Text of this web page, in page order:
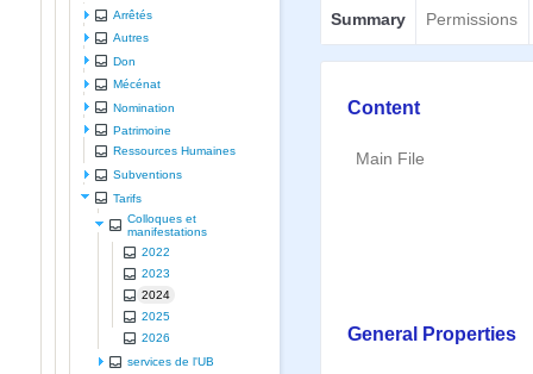
Arrêtés
Autres
Don
Mécénat
Nomination
Patrimoine
Ressources Humaines
Subventions
Tarifs
Colloques et
manifestations
2022
2023
2024
2025
2026
services de l'UB
Summary Permissions
Content
Main File
General Properties